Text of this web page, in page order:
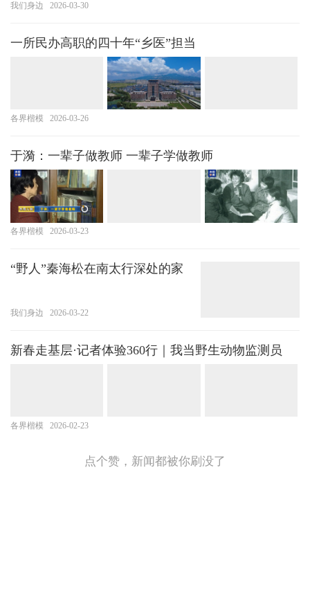
我们身边 2026-03-30
一所民办高职的四十年“乡医”担当
各界楷模 2026-03-26
于漪：一辈子做教师 一辈子学做教师
各界楷模 2026-03-23
“野人”秦海松在南太行深处的家
我们身边 2026-03-22
新春走基层·记者体验360行｜我当野生动物监测员
各界楷模 2026-02-23
点个赞，新闻都被你刷没了